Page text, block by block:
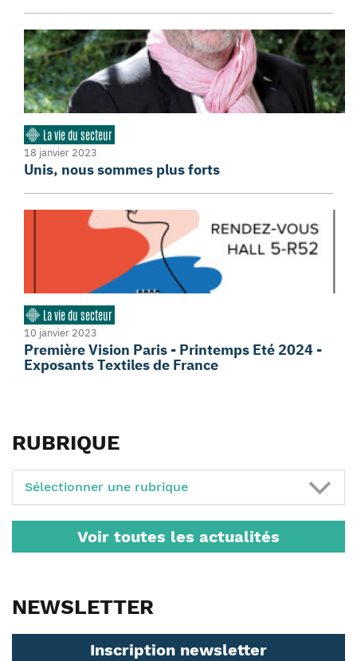
La vie du secteur
18 janvier 2023
Unis, nous sommes plus forts
La vie du secteur
10 janvier 2023
Première Vision Paris - Printemps Eté 2024 -
Exposants Textiles de France
RUBRIQUE
Sélectionner une rubrique
Voir toutes les actualités
NEWSLETTER
Inscription newsletter